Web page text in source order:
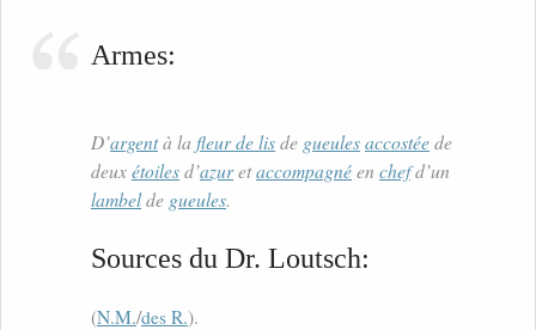
Armes:
D’argentà la fleur de lisde gueulesaccostéede
deuxétoilesd’azuretaccompagnéen chefd’un
lambelde gueules.
Sources du Dr. Loutsch:
(N.M./des R.).